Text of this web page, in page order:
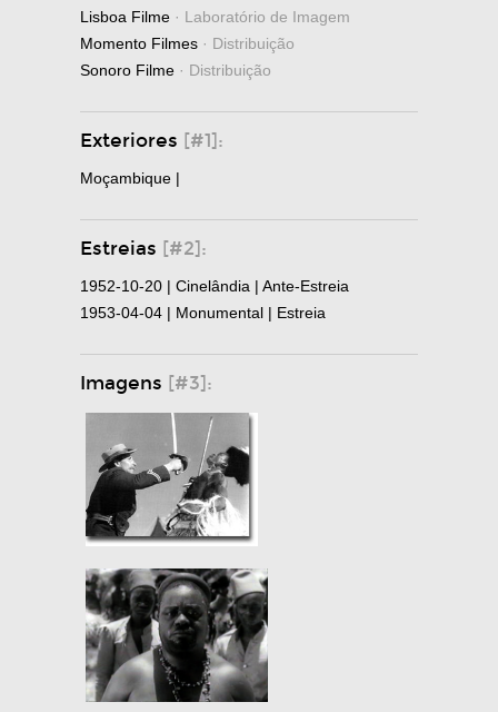
Lisboa Filme · Laboratório de Imagem
Momento Filmes · Distribuição
Sonoro Filme · Distribuição
Exteriores [#1]:
Moçambique |
Estreias [#2]:
1952-10-20 | Cinelândia | Ante-Estreia
1953-04-04 | Monumental | Estreia
Imagens [#3]: